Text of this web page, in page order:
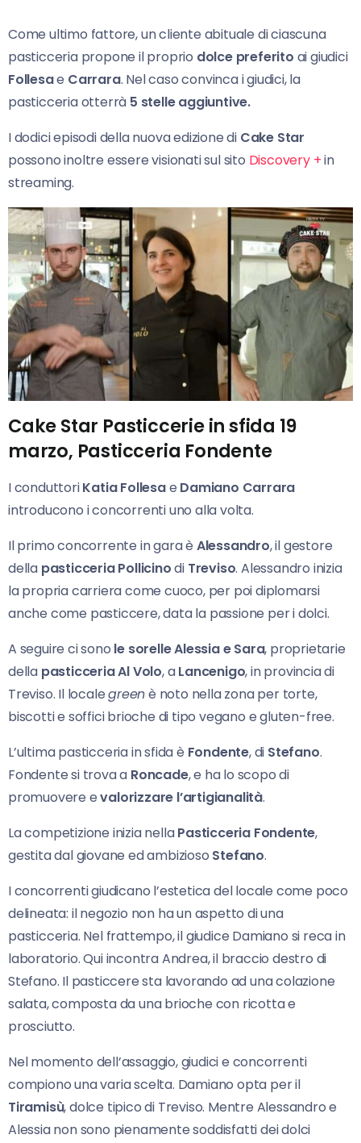
Come ultimo fattore, un cliente abituale di ciascuna
pasticceria propone il proprio dolce preferito ai giudici
Follesae Carrara. Nel caso convinca i giudici, la
pasticceria otterrà 5 stelle aggiuntive.
I dodici episodi della nuova edizione di Cake Star
possono inoltre essere visionati sul sito Discovery +in
streaming.
Cake Star Pasticcerie in sfida 19
marzo, Pasticceria Fondente
I conduttoriKatia Follesae Damiano Carrara
introducono i concorrenti uno alla volta.
Il primo concorrente in gara è Alessandro, il gestore
della pasticceriaPollicinodi Treviso. Alessandro inizia
la propria carriera come cuoco, per poi diplomarsi
anche come pasticcere, data la passione per i dolci.
A seguire ci sono le sorelle Alessia e Sara, proprietarie
della pasticceria Al Volo, aLancenigo, in provincia di
Treviso. Il localegreenè noto nella zona per torte,
biscotti e soffici brioche di tipo vegano e gluten-free.
L’ultima pasticceria in sfida è Fondente, di Stefano.
Fondente si trova a Roncade, e ha lo scopo di
promuovere evalorizzare l’artigianalità.
La competizione inizia nellaPasticceria Fondente,
gestita dal giovane ed ambizioso Stefano.
I concorrenti giudicano l’estetica del locale come poco
delineata: il negozio non ha un aspetto di una
pasticceria. Nel frattempo, il giudice Damiano si reca in
laboratorio. Qui incontra Andrea, il braccio destro di
Stefano. Il pasticcere sta lavorando ad una colazione
salata, composta da una brioche con ricotta e
prosciutto.
Nel momento dell’assaggio, giudici e concorrenti
compiono una varia scelta. Damiano opta per il
Tiramisù, dolce tipico di Treviso. Mentre Alessandro e
Alessia non sono pienamente soddisfatti dei dolci